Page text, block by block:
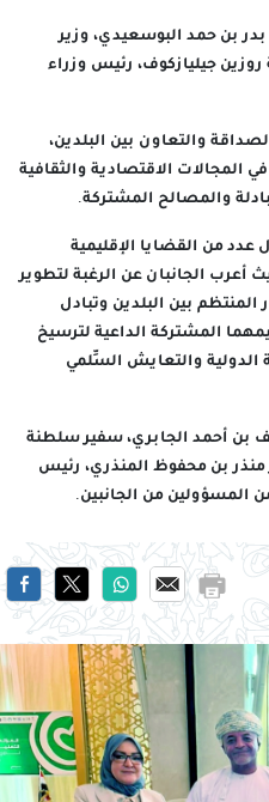
بن حمد البوسعيدي، وزير
روزين جيليازكوف، رئيس وزراء
والتعاون بين البلدين،
الاقتصادية والثقافية
والمصالح المشتركة.
عدد من القضايا الإقليمية
أعرب الجانبان عن الرغبة لتطوير
بين البلدين وتبادل
المشتركة الداعية لترسيخ
الدولية والتعايش السِّلمي
أحمد الجابري، سفير سلطنة
بن محفوظ المنذري، رئيس
من المسؤولين من الجانبين.